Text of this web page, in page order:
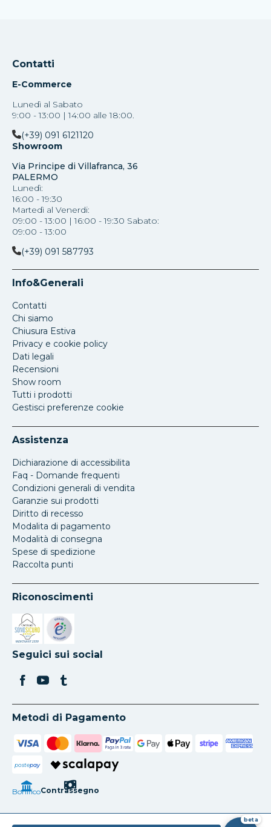
Contatti
E-Commerce
Lunedì al Sabato
9:00 - 13:00 | 14:00 alle 18:00.
(+39) 091 6121120
Showroom
Via Principe di Villafranca, 36
PALERMO
Lunedì:
16:00 - 19:30
Martedì al Venerdi:
09:00 - 13:00 | 16:00 - 19:30 Sabato:
09:00 - 13:00
(+39) 091 587793
Info&Generali
Contatti
Chi siamo
Chiusura Estiva
Privacy e cookie policy
Dati legali
Recensioni
Show room
Tutti i prodotti
Gestisci preferenze cookie
Assistenza
Dichiarazione di accessibilita
Faq - Domande frequenti
Condizioni generali di vendita
Garanzie sui prodotti
Diritto di recesso
Modalita di pagamento
Modalità di consegna
Spese di spedizione
Raccolta punti
Riconoscimenti
Si apre in una nuova scheda
Si apre in una nuova scheda
Seguici sui social
Metodi di Pagamento
postepay
BonificoContrassegno
beta